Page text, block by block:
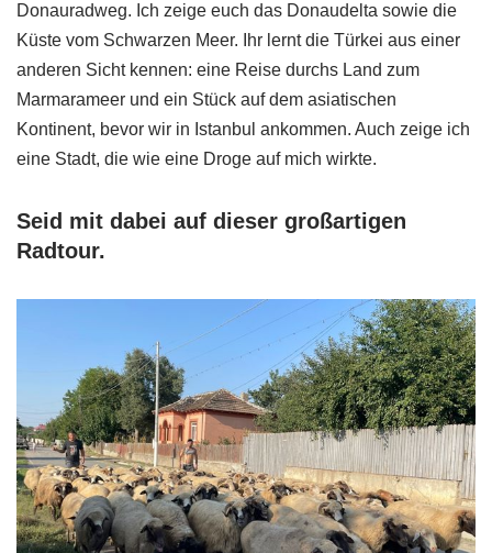
Donauradweg. Ich zeige euch das Donaudelta sowie die
Küste vom Schwarzen Meer. Ihr lernt die Türkei aus einer
anderen Sicht kennen: eine Reise durchs Land zum
Marmarameer und ein Stück auf dem asiatischen
Kontinent, bevor wir in Istanbul ankommen. Auch zeige ich
eine Stadt, die wie eine Droge auf mich wirkte.
Seid mit dabei auf dieser großartigen
Radtour.